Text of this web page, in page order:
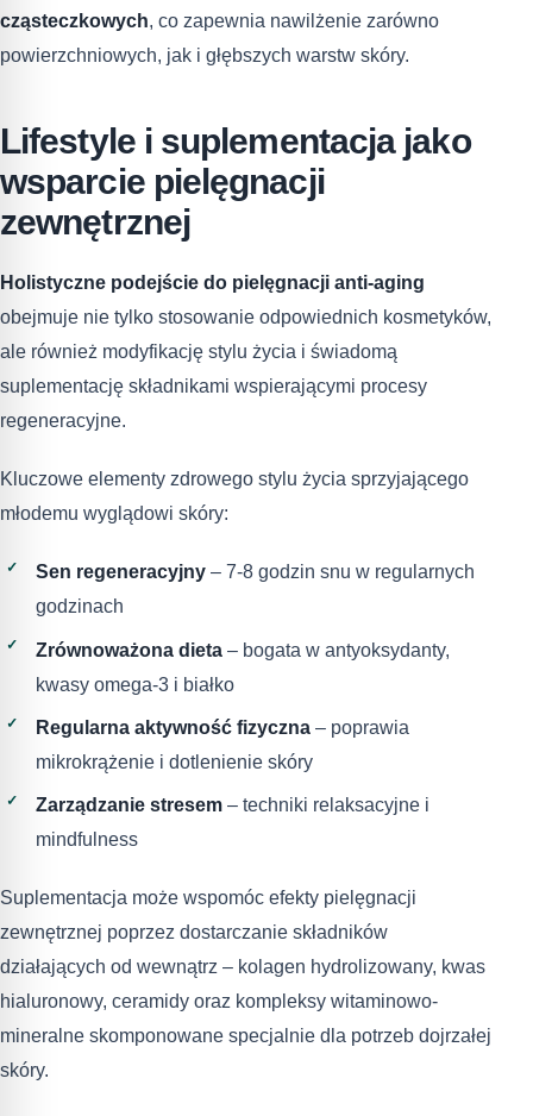
cząsteczkowych, co zapewnia nawilżenie zarówno
powierzchniowych, jak i głębszych warstw skóry.
Lifestyle i suplementacja jako
wsparcie pielęgnacji
zewnętrznej
Holistyczne podejście do pielęgnacji anti-aging
obejmuje nie tylko stosowanie odpowiednich kosmetyków,
ale również modyfikację stylu życia i świadomą
suplementację składnikami wspierającymi procesy
regeneracyjne.
Kluczowe elementy zdrowego stylu życia sprzyjającego
młodemu wyglądowi skóry:
Sen regeneracyjny – 7-8 godzin snu w regularnych
godzinach
Zrównoważona dieta – bogata w antyoksydanty,
kwasy omega-3 i białko
Regularna aktywność fizyczna – poprawia
mikrokrążenie i dotlenienie skóry
Zarządzanie stresem – techniki relaksacyjne i
mindfulness
Suplementacja może wspomóc efekty pielęgnacji
zewnętrznej poprzez dostarczanie składników
działających od wewnątrz – kolagen hydrolizowany, kwas
hialuronowy, ceramidy oraz kompleksy witaminowo-
mineralne skomponowane specjalnie dla potrzeb dojrzałej
skóry.